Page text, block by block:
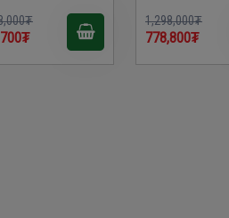
1,298,000₮
778,800₮